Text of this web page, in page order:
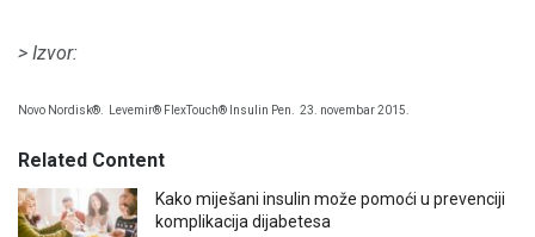
> Izvor:
Novo Nordisk®. Levemir® FlexTouch® Insulin Pen. 23. novembar 2015.
Related Content
Kako miješani insulin može pomoći u prevenciji
komplikacija dijabetesa